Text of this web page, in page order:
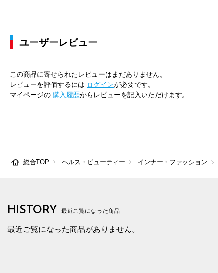
ユーザーレビュー
この商品に寄せられたレビューはまだありません。
レビューを評価するには ログインが必要です。
マイページの 購入履歴からレビューを記入いただけます。
総合TOP ヘルス・ビューティー インナー・ファッション
HISTORY 最近ご覧になった商品
最近ご覧になった商品がありません。